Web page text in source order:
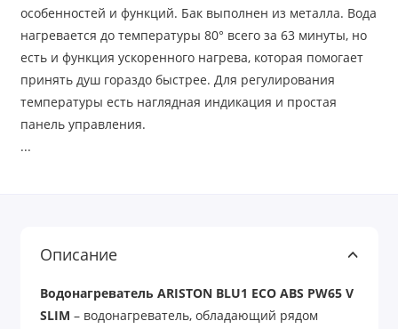
особенностей и функций. Бак выполнен из металла. Вода
нагревается до температуры 80° всего за 63 минуты, но
есть и функция ускоренного нагрева, которая помогает
принять душ гораздо быстрее. Для регулирования
температуры есть наглядная индикация и простая
панель управления.
...
Описание
Водонагреватель ARISTON BLU1 ECO ABS PW65 V
SLIM – водонагреватель, обладающий рядом